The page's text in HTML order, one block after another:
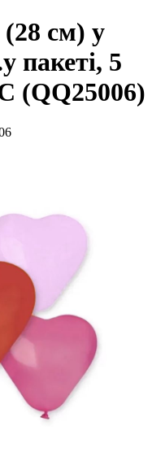
см) у
пакеті, 5
(QQ25006)